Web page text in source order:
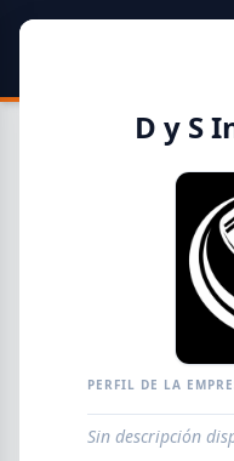
Guía de Empresas
EMPRESAS
D y S
PERFIL DE LA
Sin descripción